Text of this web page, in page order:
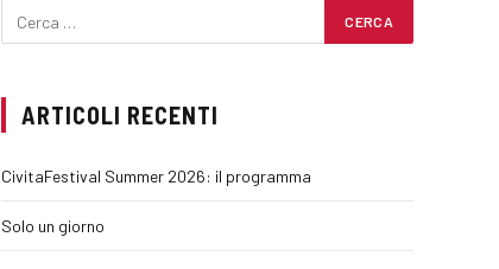
ARTICOLI RECENTI
CivitaFestival Summer 2026: il programma
Solo un giorno